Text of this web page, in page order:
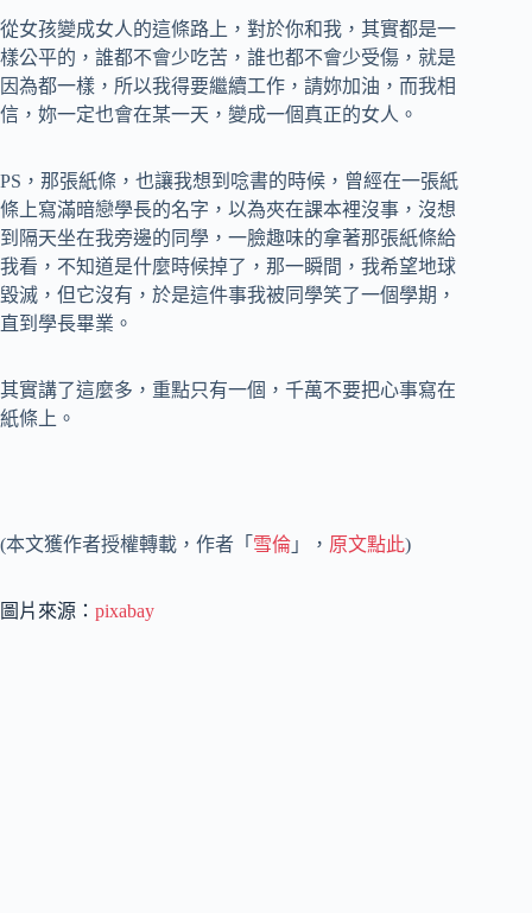
從女孩變成女人的這條路上，對於你和我，其實都是一
樣公平的，誰都不會少吃苦，誰也都不會少受傷，就是
因為都一樣，所以我得要繼續工作，請妳加油，而我相
信，妳一定也會在某一天，變成一個真正的女人。
PS，那張紙條，也讓我想到唸書的時候，曾經在一張紙
條上寫滿暗戀學長的名字，以為夾在課本裡沒事，沒想
到隔天坐在我旁邊的同學，一臉趣味的拿著那張紙條給
我看，不知道是什麼時候掉了，那一瞬間，我希望地球
毀滅，但它沒有，於是這件事我被同學笑了一個學期，
直到學長畢業。
其實講了這麼多，重點只有一個，千萬不要把心事寫在
紙條上。
(本文獲作者授權轉載，作者「 雪倫 」， 原文點此)
圖片來源： pixabay